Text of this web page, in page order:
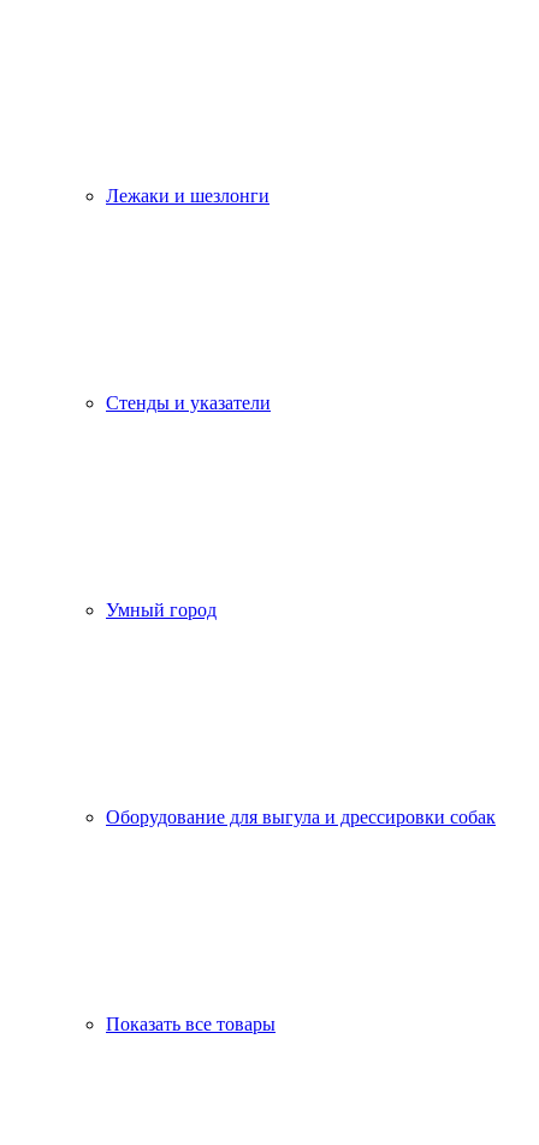
Лежаки и шезлонги
Стенды и указатели
Умный город
Оборудование для выгула и дрессировки собак
Показать все товары